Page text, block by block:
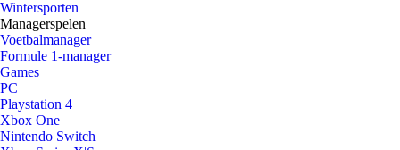
Wintersporten
Managerspelen
Voetbalmanager
Formule 1-manager
Games
PC
Playstation 4
Xbox One
Nintendo Switch